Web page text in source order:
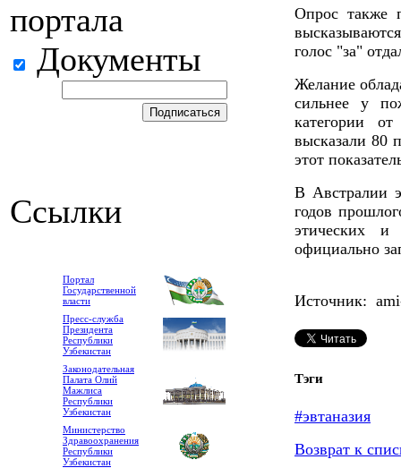
портала
Документы
Ссылки
Портал
Государственной
власти
Пресс-служба
Президента
Республики
Узбекистан
Законодательная
Палата Олий
Мажлиса
Республики
Узбекистан
Министерство
Здравоохранения
Республики
Узбекистан
Опрос также
голос "за"
Желание
сильнее у
категории
высказали 80
этот
В Австралии
годов
этических
официально
Источник:
Тэги
#эвтаназия
Возврат к